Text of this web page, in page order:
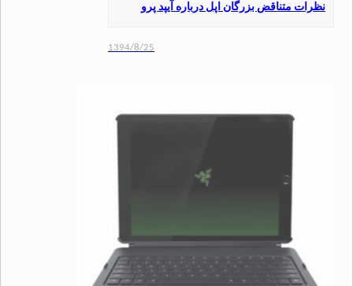
متناقض بزرگان اپل درباره آیپد پرو
1394/8/25